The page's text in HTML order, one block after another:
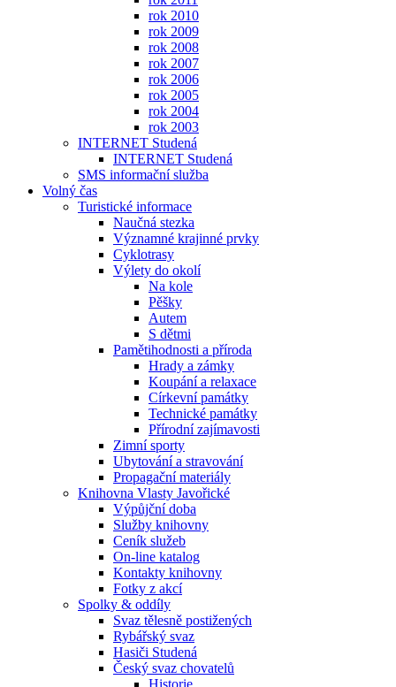
rok 2010
rok 2009
rok 2008
rok 2007
rok 2006
rok 2005
rok 2004
rok 2003
INTERNET Studená
INTERNET Studená
SMS informační služba
Volný čas
Turistické informace
Naučná stezka
Významné krajinné prvky
Cyklotrasy
Výlety do okolí
Na kole
Pěšky
Autem
S dětmi
Pamětihodnosti a příroda
Hrady a zámky
Koupání a relaxace
Církevní památky
Technické památky
Přírodní zajímavosti
Zimní sporty
Ubytování a stravování
Propagační materiály
Knihovna Vlasty Javořické
Výpůjční doba
Služby knihovny
Ceník služeb
On-line katalog
Kontakty knihovny
Fotky z akcí
Spolky & oddíly
Svaz tělesně postižených
Rybářský svaz
Hasiči Studená
Český svaz chovatelů
Historie